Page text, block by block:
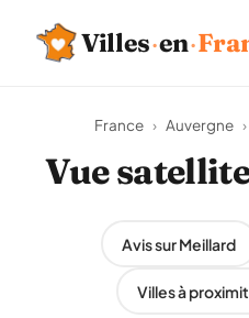
Villes·en·
France › Auvergne ›
Vue
Avis sur Meillard
Villes à